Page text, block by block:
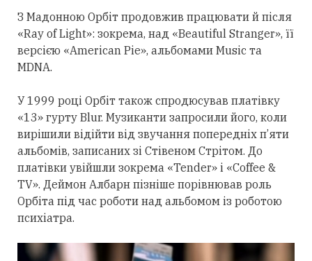
З Мадонною Орбіт продовжив працювати й після
«Ray of Light»: зокрема, над «Beautiful Stranger», її
версією «American Pie», альбомами Music та
MDNA.
У 1999 році Орбіт також спродюсував платівку
«13» гурту Blur. Музиканти запросили його, коли
вирішили відійти від звучання попередніх п’яти
альбомів, записаних зі Стівеном Стрітом. До
платівки увійшли зокрема «Tender» і «Coffee &
TV». Деймон Албарн пізніше порівнював роль
Орбіта під час роботи над альбомом із роботою
психіатра.